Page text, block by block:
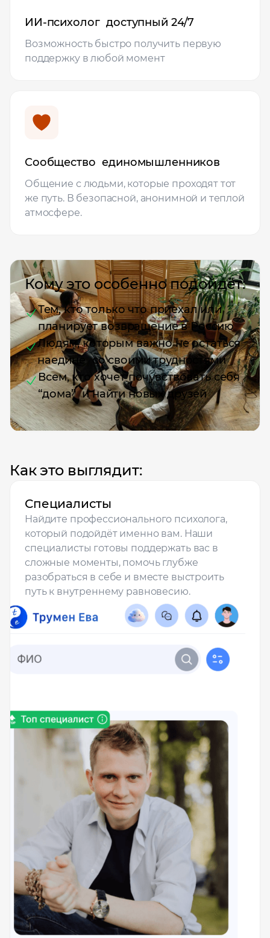
ИИ‑психолог доступный 24/7
Возможность быстро получить первую
поддержку в любой момент
Сообщество единомышленников
Общение с людьми, которые проходят тот
же путь. В безопасной, анонимной и теплой
атмосфере.
Кому это особенно подойдёт:
Тем, кто только что приехал или
планирует возвращение в Россию
Людям, которым важно не остаться
наедине со своими трудностями
Всем, кто хочет почувствовать себя
“дома” и найти новых друзей
Как это выглядит:
Специалисты
Найдите профессионального психолога,
который подойдёт именно вам. Наши
специалисты готовы поддержать вас в
сложные моменты, помочь глубже
разобраться в себе и вместе выстроить
путь к внутреннему равновесию.
в трудоустройстве
заявку и мы подберем вам доступные варианты